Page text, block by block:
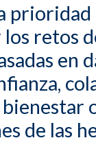
prioridad
retos
en
de las